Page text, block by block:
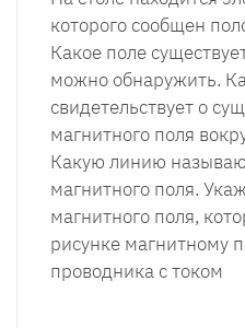
которого сообщен
Какое поле
можно обнаружить.
свидетельствует о
магнитного поля
Какую линию
магнитного поля.
магнитного поля,
рисунке магнитному
проводника с током